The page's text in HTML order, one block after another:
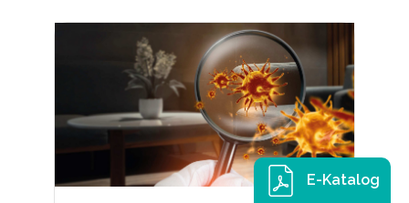
E-Katalog